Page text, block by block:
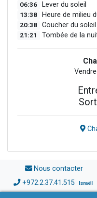
06:36 Lever du soleil
13:38 Heure de milieu
20:38 Coucher du soleil
21:21 Tombée de la
Nous contacter
+972.2.37.41.515 Israël